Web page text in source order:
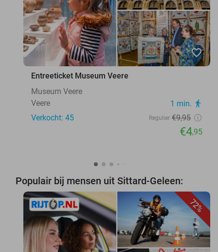
favorite_border
Entreeticket Museum Veere
Museum Veere
Veere
1 min. directions_walk
Verkocht: 45 Regulier €9,95
€4,95
Populair bij mensen uit Sittard-Geleen:
72%